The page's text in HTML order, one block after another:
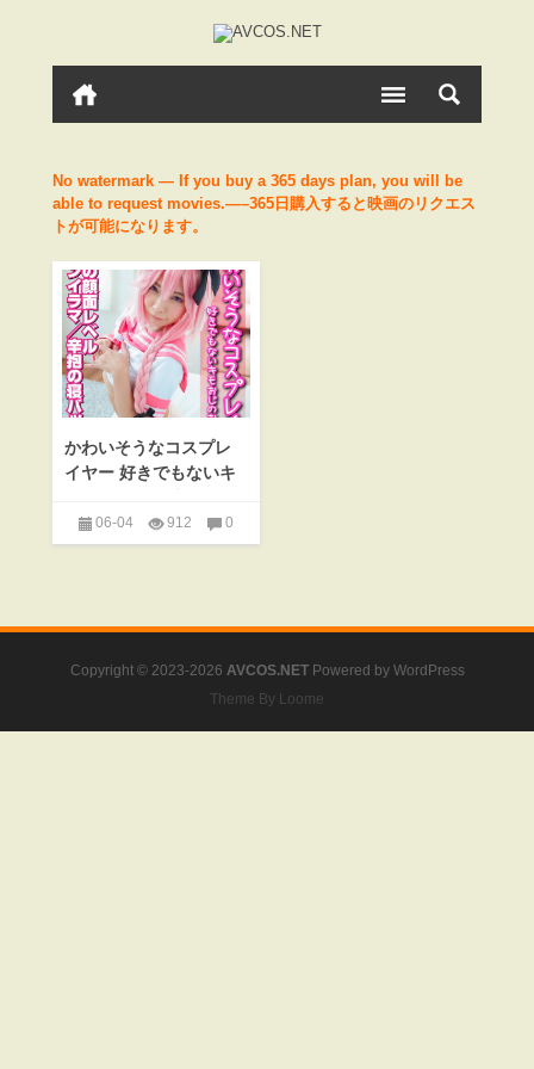
No watermark — If you buy a 365 days plan, you will be
able to request movies.—–365日購入すると映画のリクエス
トが可能になります。
かわいそうなコスプレ
イヤー 好きでもないキ
06-04 912
0
Copyright © 2023-2026 AVCOS.NET Powered by WordPress
Theme By Loome